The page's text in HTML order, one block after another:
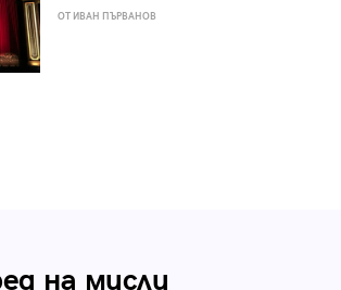
ОТ ИВАН ПЪРВАНОВ
на мисли